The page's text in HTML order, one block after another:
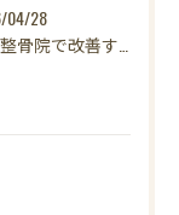
04/28